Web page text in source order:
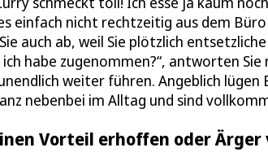
einfach nicht rechtzeitig aus dem
auch ab, weil Sie plötzlich
habe zugenommen?“, antworten
weiter führen. Angeblich lügen
nebenbei im Alltag und sind
Vorteil erhoffen oder